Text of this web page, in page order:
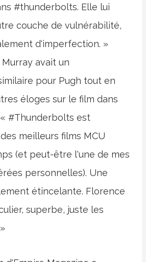
#thunderbolts. Elle lui
couche de vulnérabilité,
d'imperfection. »
avait un
pour Pugh tout en
éloges sur le film dans
#Thunderbolts est
meilleurs films MCU
(et peut-être l'une de mes
personnelles). Une
étincelante. Florence
superbe, juste les